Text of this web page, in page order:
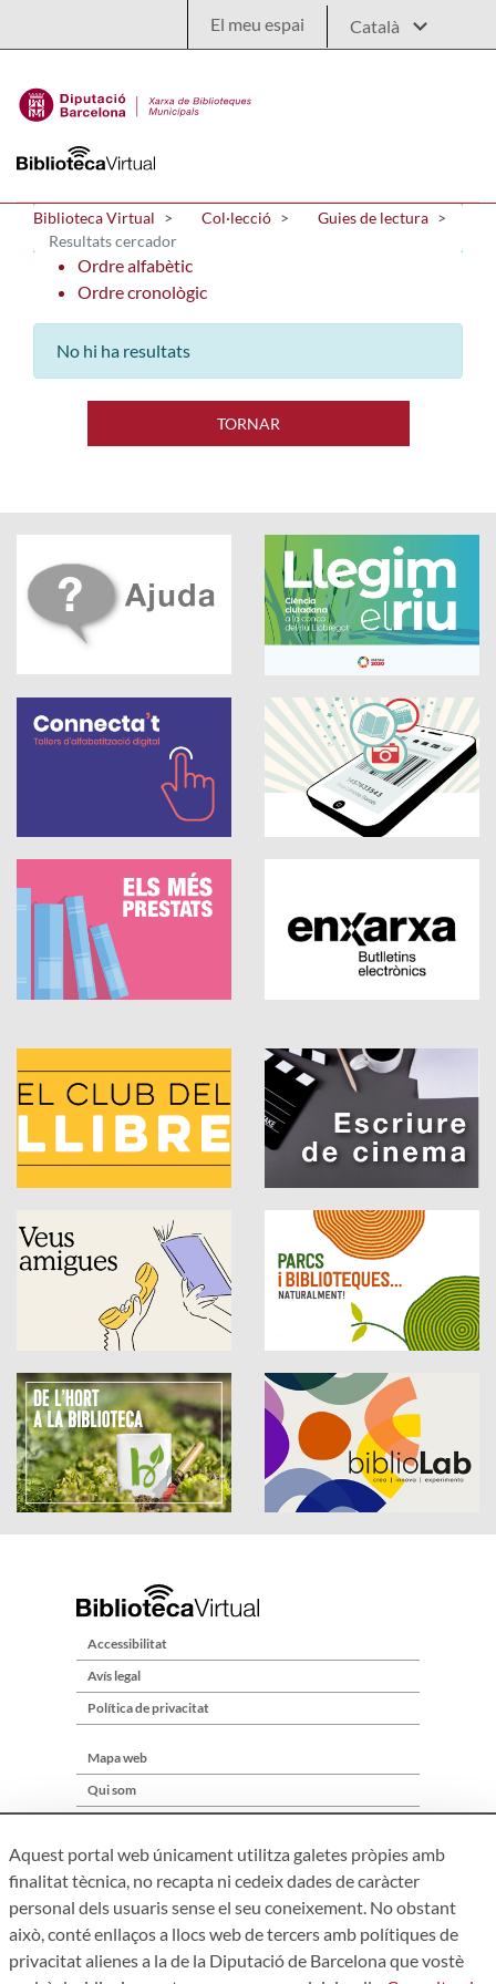
El meu espai
Biblioteca Virtual Col·lecció
Guies de lectura
Resultats cercador
Ordre alfabètic
Ordre cronològic
No hi ha resultats
TORNAR
Accessibilitat
Avís legal
Política de privacitat
Mapa web
Qui som
Aquest portal web únicament utilitza galetes pròpies amb
finalitat tècnica, no recapta ni cedeix dades de caràcter
personal dels usuaris sense el seu coneixement. No obstant
això, conté enllaços a llocs web de tercers amb polítiques de
privacitat alienes a la de la Diputació de Barcelona que vostè